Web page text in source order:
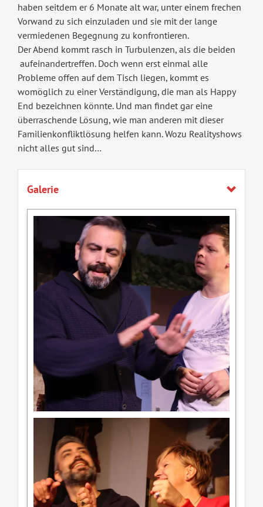
haben seitdem er 6 Monate alt war, unter einem frechen
Vorwand zu sich einzuladen und sie mit der lange
vermiedenen Begegnung zu konfrontieren.
Der Abend kommt rasch in Turbulenzen, als die beiden
aufeinandertreffen. Doch wenn erst einmal alle
Probleme offen auf dem Tisch liegen, kommt es
womöglich zu einer Verständigung, die man als Happy
End bezeichnen könnte. Und man findet gar eine
überraschende Lösung, wie man anderen mit dieser
Familienkonfliktlösung helfen kann. Wozu Realityshows
nicht alles gut sind…
Galerie